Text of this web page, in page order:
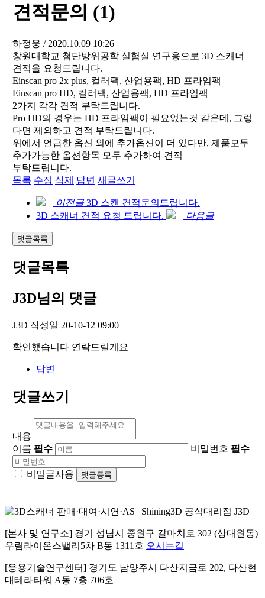
견적문의 (1)
하정웅 / 2020.10.09 10:26
창원대학교 첨단방위공학 실험실 연구용으로 3D 스캐너
견적을 요청드립니다.
Einscan pro 2x plus, 컬러팩, 산업용팩, HD 프라임팩
Einscan pro HD, 컬러팩, 산업용팩, HD 프라임팩
2가지 각각 견적 부탁드립니다.
Pro HD의 경우는 HD 프라임팩이 필요없는것 같은데, 그렇
다면 제외하고 견적 부탁드립니다.
위에서 언급한 옵션 외에 추가옵션이 더 있다만, 제품모두
추가가능한 옵션항목 모두 추가하여 견적
부탁드립니다.
목록 수정 삭제 답변 새글쓰기
이전글 3D 스캔 견적문의드립니다.
3D 스캐너 견적 요청 드립니다.
다음글
댓글목록
댓글목록
J3D님의 댓글
J3D 작성일 20-10-12 09:00
확인했습니다 연락드릴게요
답변
댓글쓰기
내용
이름 필수 비밀번호 필수
비밀글사용
[본사 및 연구소] 경기 성남시 중원구 갈마치로 302 (상대원동)
우림라이온스밸리5차 B동 1311호 오시는길
[응용기술연구센터] 경기도 남양주시 다산지금로 202, 다산현
대테라타워 A동 7층 706호